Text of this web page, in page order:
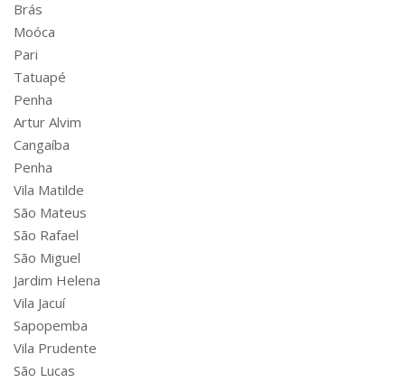
Brás
Moóca
Pari
Tatuapé
Penha
Artur Alvim
Cangaíba
Penha
Vila Matilde
São Mateus
São Rafael
São Miguel
Jardim Helena
Vila Jacuí
Sapopemba
Vila Prudente
São Lucas